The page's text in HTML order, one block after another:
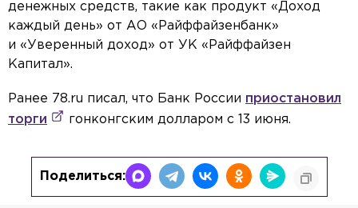
денежных средств, такие как продукт «Доход
каждый день» от АО «Райффайзенбанк»
и «Уверенный доход» от УК «Райффайзен
Капитал».
Ранее 78.ru писал, что Банк России приостановил
торги
гонконгским долларом с 13 июня.
Поделиться: